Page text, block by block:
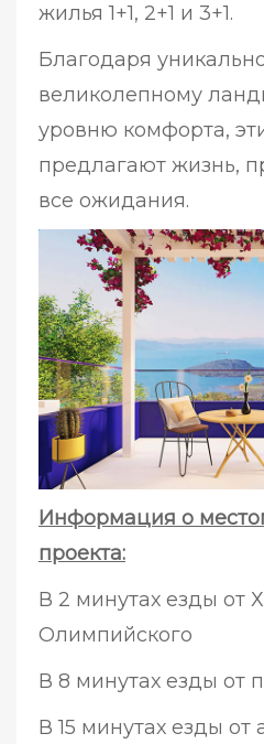
жилья 1+1, 2+1 и 3+1.
Благодаря
великолепному
уровню комфорта,
предлагают жизнь,
все ожидания.
Информация о
проекта:
В 2 минутах езды от
Олимпийского
В 8 минутах езды от
В 15 минутах езды от